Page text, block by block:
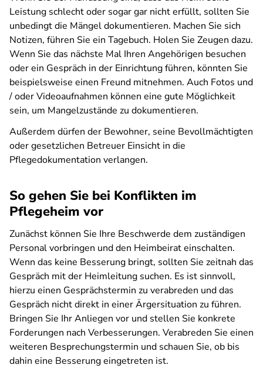
Leistung schlecht oder sogar gar nicht erfüllt, sollten Sie
unbedingt die Mängel dokumentieren. Machen Sie sich
Notizen, führen Sie ein Tagebuch. Holen Sie Zeugen dazu.
Wenn Sie das nächste Mal Ihren Angehörigen besuchen
oder ein Gespräch in der Einrichtung führen, könnten Sie
beispielsweise einen Freund mitnehmen. Auch Fotos und
/ oder Videoaufnahmen können eine gute Möglichkeit
sein, um Mangelzustände zu dokumentieren.
Außerdem dürfen der Bewohner, seine Bevollmächtigten
oder gesetzlichen Betreuer Einsicht in die
Pflegedokumentation verlangen.
So gehen Sie bei Konflikten im
Pflegeheim vor
Zunächst können Sie Ihre Beschwerde dem zuständigen
Personal vorbringen und den Heimbeirat einschalten.
Wenn das keine Besserung bringt, sollten Sie zeitnah das
Gespräch mit der Heimleitung suchen. Es ist sinnvoll,
hierzu einen Gesprächstermin zu verabreden und das
Gespräch nicht direkt in einer Ärgersituation zu führen.
Bringen Sie Ihr Anliegen vor und stellen Sie konkrete
Forderungen nach Verbesserungen. Verabreden Sie einen
weiteren Besprechungstermin und schauen Sie, ob bis
dahin eine Besserung eingetreten ist.